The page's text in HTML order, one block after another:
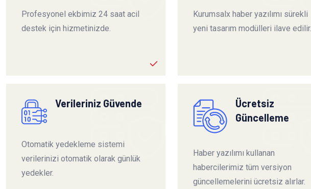
Profesyonel ekbimiz 24 saat acil
destek için hizmetinizde.
Kurumsalx haber yazılımı sürekli
yeni tasarım modülleri ilave edilir.
Verileriniz Güvende
Otomatik yedekleme sistemi
verilerinizi otomatik olarak günlük
yedekler.
Ücretsiz
Güncelleme
Haber yazılımı kullanan
habercilerimiz tüm versiyon
güncellemelerini ücretsiz alırlar.